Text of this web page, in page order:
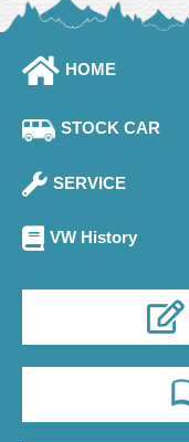
HOME
STOCK CAR
SERVICE
VW History